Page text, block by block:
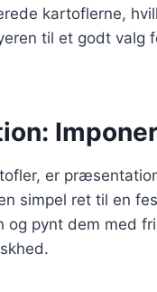
kartoflerne,
til et godt valg
er
simpel ret til en
og pynt dem med